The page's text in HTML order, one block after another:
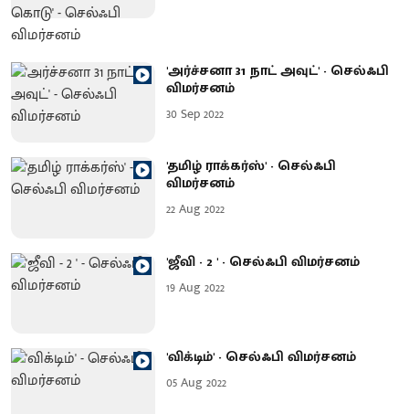
'அர்ச்சனா 31 நாட் அவுட்' - செல்ஃபி
விமர்சனம்
30 Sep 2022
'தமிழ் ராக்கர்ஸ்' - செல்ஃபி
விமர்சனம்
22 Aug 2022
'ஜீவி - 2 ' - செல்ஃபி விமர்சனம்
19 Aug 2022
'விக்டிம்' - செல்ஃபி விமர்சனம்
05 Aug 2022